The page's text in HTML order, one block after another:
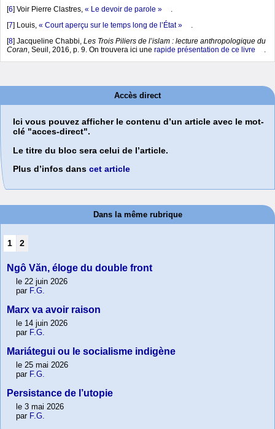
[6] Voir Pierre Clastres, « Le devoir de parole »
.
[7] Louis, « Court aperçu sur le temps long de l’État »
.
[8] Jacqueline Chabbi, Les Trois Piliers de l’islam : lecture anthropologique du
Coran, Seuil, 2016, p. 9. On trouvera ici une rapide présentation de ce livre .
Accès direct
Ici vous pouvez afficher le contenu d’un article avec le mot-
clé "acces-direct".
Le titre du bloc sera celui de l’article.
Plus d’infos dans cet article
Dans la même rubrique
1 2
Ngô Văn, éloge du double front
le 22 juin 2026
par F.G.
Marx va avoir raison
le 14 juin 2026
par F.G.
Mariátegui ou le socialisme indigène
le 25 mai 2026
par F.G.
Persistance de l’utopie
le 3 mai 2026
par F.G.